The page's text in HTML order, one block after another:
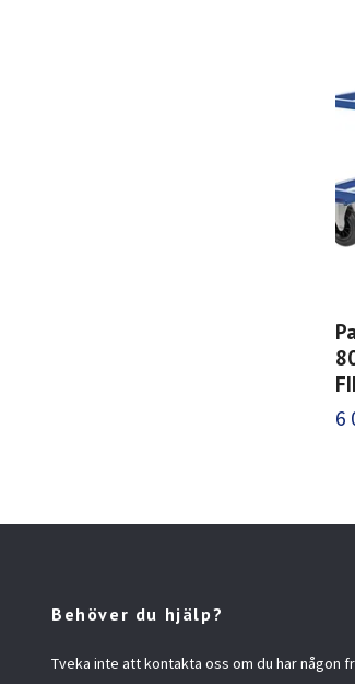
6
Behöver du hjälp?
Tveka inte att kontakta oss om du har någon